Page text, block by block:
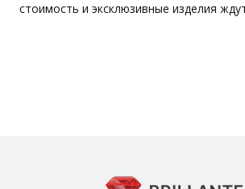
стоимость и эксклюзивные изделия